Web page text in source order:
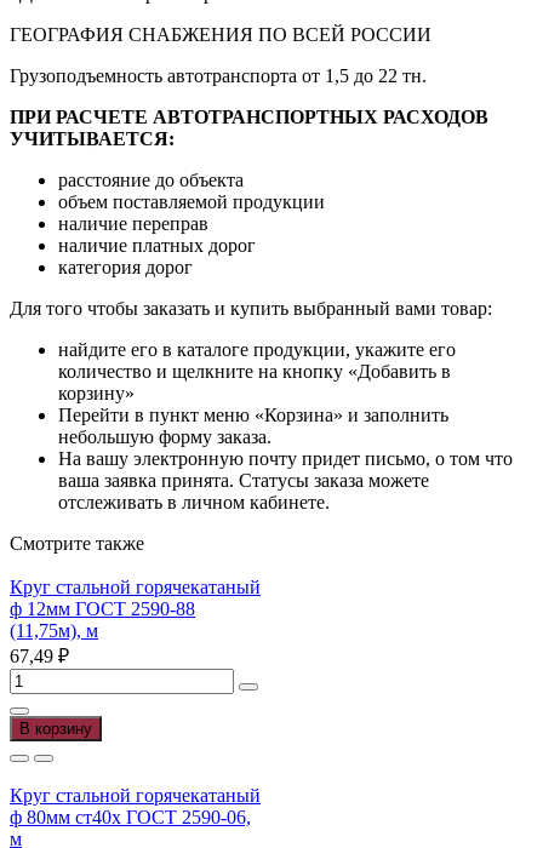
ГЕОГРАФИЯ СНАБЖЕНИЯ ПО ВСЕЙ РОССИИ
Грузоподъемность автотранспорта от 1,5 до 22 тн.
ПРИ РАСЧЕТЕ АВТОТРАНСПОРТНЫХ РАСХОДОВ
УЧИТЫВАЕТСЯ:
расстояние до объекта
объем поставляемой продукции
наличие переправ
наличие платных дорог
категория дорог
Для того чтобы заказать и купить выбранный вами товар:
найдите его в каталоге продукции, укажите его
количество и щелкните на кнопку «Добавить в
корзину»
Перейти в пункт меню «Корзина» и заполнить
небольшую форму заказа.
На вашу электронную почту придет письмо, о том что
ваша заявка принята. Статусы заказа можете
отслеживать в личном кабинете.
Смотрите также
Круг стальной горячекатаный
ф 12мм ГОСТ 2590-88
(11,75м), м
67,49 ₽
Количество
товара
Круг
стальной
горячекатаный
ф
12мм
ГОСТ
В корзину
Круг стальной горячекатаный
ф 80мм ст40х ГОСТ 2590-06,
м